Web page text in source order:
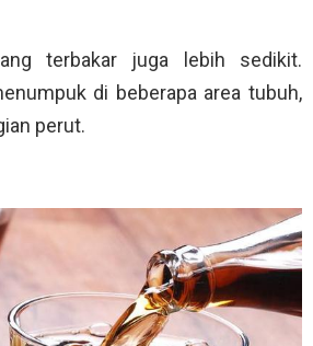
terbakar juga lebih sedikit.
di beberapa area tubuh,
perut.